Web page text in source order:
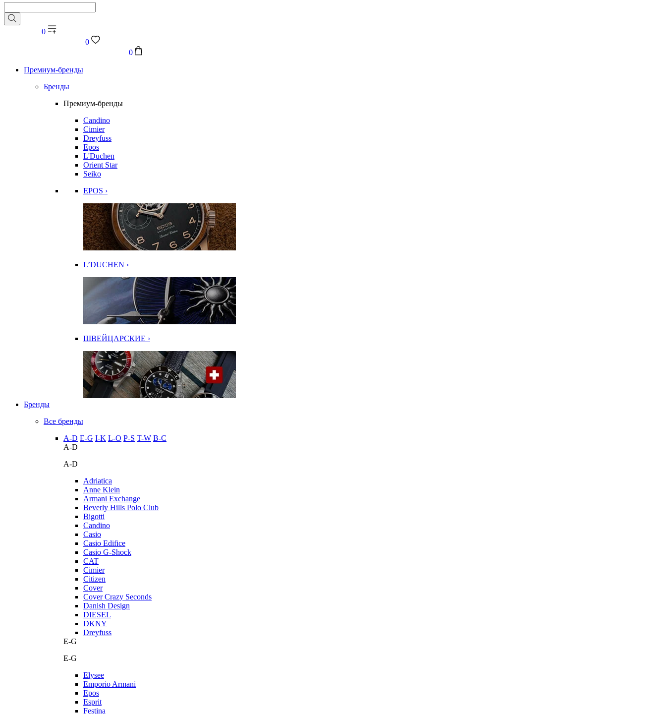
0
0
0
Премиум-бренды
Бренды
Премиум-бренды
Candino
Cimier
Dreyfuss
Epos
L'Duchen
Orient Star
Seiko
EPOS ›
L’DUCHEN ›
ШВЕЙЦАРСКИЕ ›
Бренды
Все бренды
A-D E-G I-K L-O P-S T-W В-С
A-D
A-D
Adriatica
Anne Klein
Armani Exchange
Beverly Hills Polo Club
Bigotti
Candino
Casio
Casio Edifice
Casio G-Shock
CAT
Cimier
Citizen
Cover
Cover Crazy Seconds
Danish Design
DIESEL
DKNY
Dreyfuss
E-G
E-G
Elysee
Emporio Armani
Epos
Esprit
Festina